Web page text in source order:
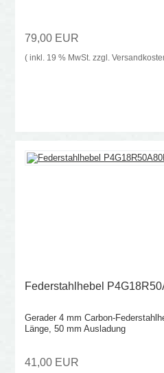
79,00 EUR
( inkl. 19 % MwSt. zzgl.
Federstahlhebel
Gerader 4 mm Carbon-
Länge, 50 mm Ausladung
41,00 EUR